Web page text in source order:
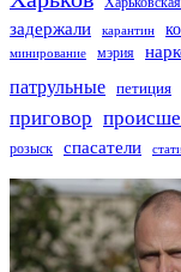
задержали карантин
минирование мэрия
патрульные петиция
приговор
розыск
спасатели